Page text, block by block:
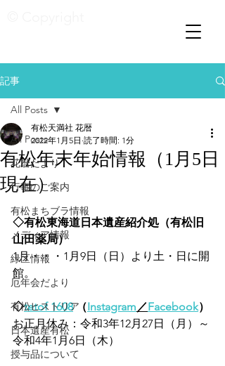
記事
All Posts
花暦たより
行事のご案内
有松まちブラ情報
メディア情報
緑区情報
厄年会だより
有松ヒストリア
日本遺産有松
授与品について
All Posts
有松年末年始情報（1月5日
現在）
有松天満社 花暦
2022年1月5日 読了時間: 1分
◇有松東海道日本遺産紹介処（有松旧
山田薬局）
1月・・・1月9日（日）より土・日に開
館。
◇tetof 1608 （Instagram／Facebook）
お正月休み：令和3年12月27日（月）～
令和4年1月6日（木）